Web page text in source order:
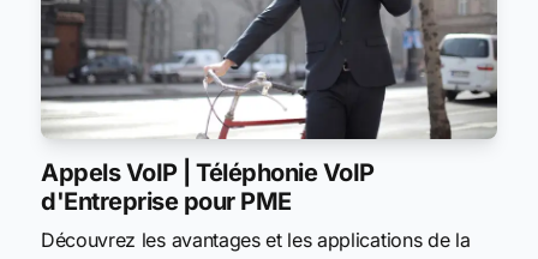
Appels VoIP | Téléphonie VoIP
d'Entreprise pour PME
Découvrez les avantages et les applications de la